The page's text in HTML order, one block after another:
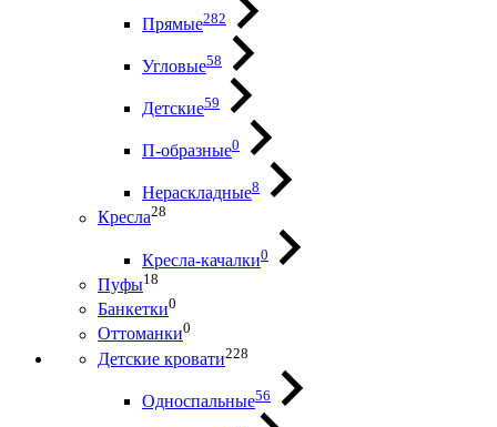
Прямые282
Угловые58
Детские59
П-образные0
Нераскладные8
Кресла28
Кресла-качалки0
Пуфы18
Банкетки0
Оттоманки0
Детские кровати228
Односпальные56